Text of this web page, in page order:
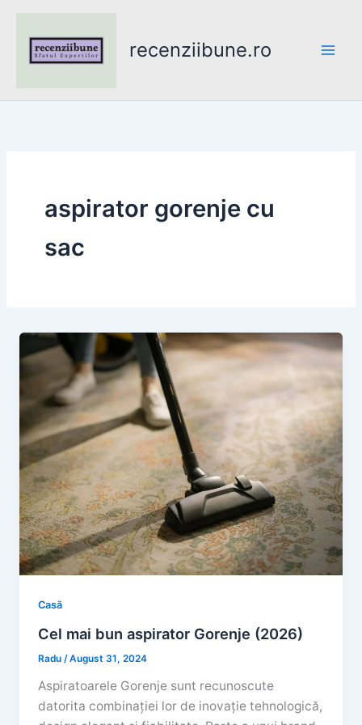
content
recenziibune.ro
aspirator gorenje cu
sac
Casă
Cel mai bun aspirator Gorenje (2026)
Radu /August 31, 2024
Aspiratoarele Gorenje sunt recunoscute
datorita combinației lor de inovație tehnologică,